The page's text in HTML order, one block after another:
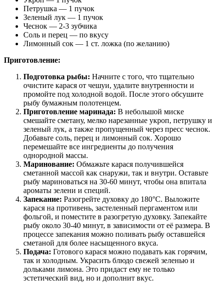
Петрушка — 1 пучок
Зеленый лук — 1 пучок
Чеснок — 2-3 зубчика
Соль и перец — по вкусу
Лимонный сок — 1 ст. ложка (по желанию)
Приготовление:
Подготовка рыбы: Начните с того, что тщательно
очистите карася от чешуи, удалите внутренности и
промойте под холодной водой. После этого обсушите
рыбу бумажным полотенцем.
Приготовление маринада: В небольшой миске
смешайте сметану, мелко нарезанные укроп, петрушку и
зеленый лук, а также пропущенный через пресс чеснок.
Добавьте соль, перец и лимонный сок. Хорошо
перемешайте все ингредиенты до получения
однородной массы.
Маринование: Обмажьте карася получившейся
сметанной массой как снаружи, так и внутри. Оставьте
рыбу мариноваться на 30-60 минут, чтобы она впитала
ароматы зелени и специй.
Запекание: Разогрейте духовку до 180°C. Выложите
карася на противень, застеленный пергаментом или
фольгой, и поместите в разогретую духовку. Запекайте
рыбу около 30-40 минут, в зависимости от её размера. В
процессе запекания можно поливать рыбу оставшейся
сметаной для более насыщенного вкуса.
Подача: Готового карася можно подавать как горячим,
так и холодным. Украсить блюдо свежей зеленью и
дольками лимона. Это придаст ему не только
эстетический вид, но и дополнит вкус.